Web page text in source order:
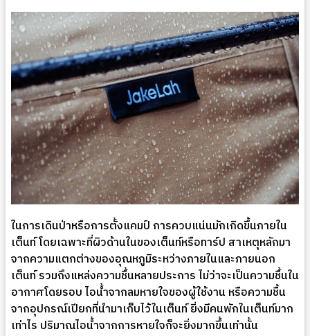
ในการเดินป่าหรือการตั้งแคมป์ การควบแน่นมักเกิดขึ้นภายใน
เต็นท์ โดยเฉพาะที่ผิวด้านในของเต็นท์หรือทาร์ป สาเหตุหลักมา
จากความแตกต่างของอุณหภูมิระหว่างภายในและภายนอก
เต็นท์ รวมถึงแหล่งความชื้นหลายประการ ไม่ว่าจะเป็นความชื้นใน
อากาศโดยรอบ ไอน้ำจากลมหายใจของผู้ใช้งาน หรือความชื้น
จากอุปกรณ์เปียกที่นำมาเก็บไว้ในเต็นท์ ยิ่งมีคนพักในเต็นท์มาก
เท่าไร ปริมาณไอน้ำจากการหายใจก็จะยิ่งมากขึ้นเท่านั้น